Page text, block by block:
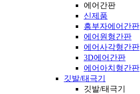
에어간판
신제품
흥부자에어간판
에어원형간판
에어사각형간판
3D에어간판
에어아치형간판
깃발/태극기
깃발/태극기